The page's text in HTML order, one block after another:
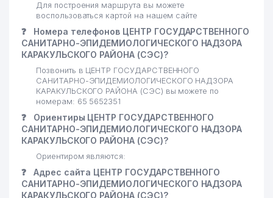
Для построения маршрута вы можете
воспользоваться картой на нашем сайте
❓
Номера телефонов ЦЕНТР ГОСУДАРСТВЕННОГО
САНИТАРНО-ЭПИДЕМИОЛОГИЧЕСКОГО НАДЗОРА
КАРАКУЛЬСКОГО РАЙОНА (СЭС)?
Позвонить в ЦЕНТР ГОСУДАРСТВЕННОГО
САНИТАРНО-ЭПИДЕМИОЛОГИЧЕСКОГО НАДЗОРА
КАРАКУЛЬСКОГО РАЙОНА (СЭС) вы можете по
номерам: 65 5652351
❓
Ориентиры ЦЕНТР ГОСУДАРСТВЕННОГО
САНИТАРНО-ЭПИДЕМИОЛОГИЧЕСКОГО НАДЗОРА
КАРАКУЛЬСКОГО РАЙОНА (СЭС)?
Ориентиром являются:
❓
Адрес сайта ЦЕНТР ГОСУДАРСТВЕННОГО
САНИТАРНО-ЭПИДЕМИОЛОГИЧЕСКОГО НАДЗОРА
КАРАКУЛЬСКОГО РАЙОНА (СЭС)?